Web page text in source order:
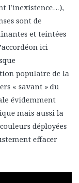
l’inexistence…),
sont de
et teintées
ici
populaire de la
« savant » du
évidemment
mais aussi la
déployées
effacer